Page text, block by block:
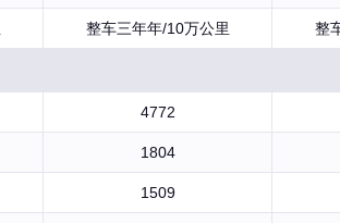
整车三年年/10万公里 整
4772
1804
1509